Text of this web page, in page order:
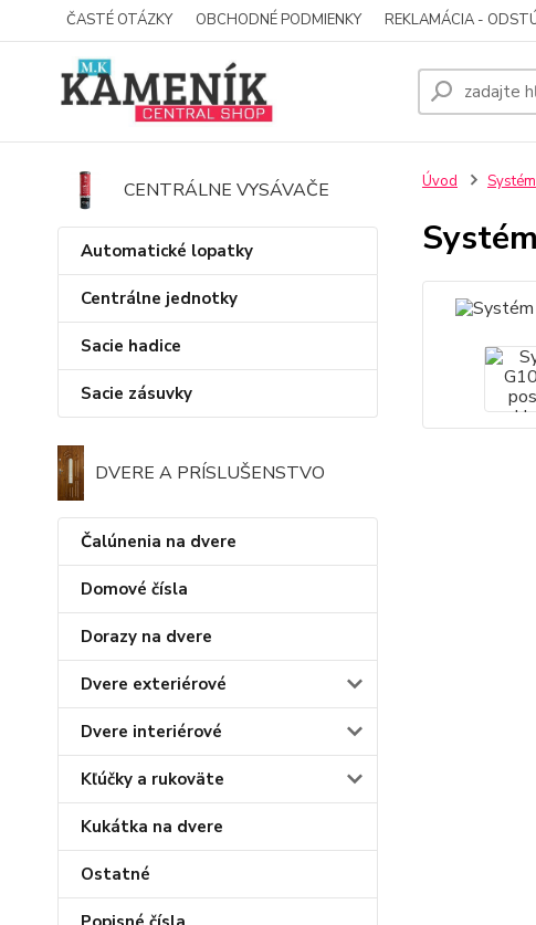
ČASTÉ OTÁZKY OBCHODNÉ PODMIENKY REKLAMÁCIA -
CENTRÁLNE VYSÁVAČE
Automatické lopatky
Centrálne jednotky
Sacie hadice
Sacie zásuvky
DVERE A PRÍSLUŠENSTVO
Čalúnenia na dvere
Domové čísla
Dorazy na dvere
Dvere exteriérové
Dvere interiérové
Kľúčky a rukoväte
Kukátka na dvere
Ostatné
Úvod